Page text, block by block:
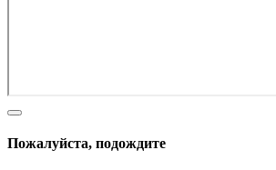
Пожалуйста, подождите